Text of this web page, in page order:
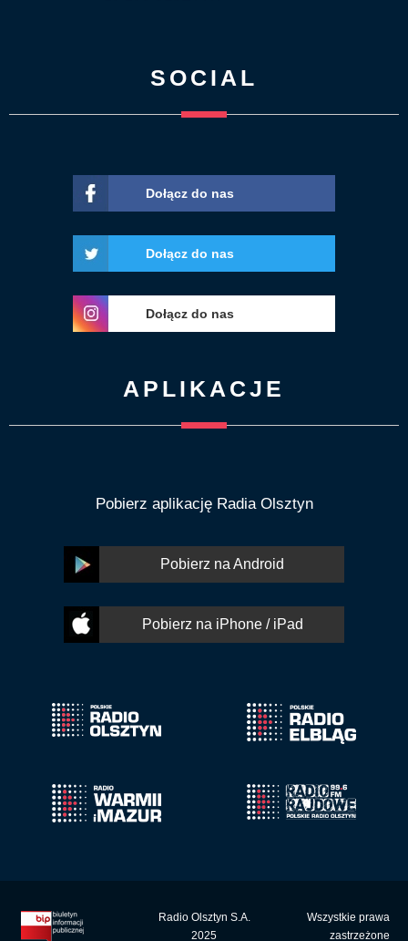
SOCIAL
Dołącz do nas
Dołącz do nas
Dołącz do nas
APLIKACJE
Pobierz aplikację Radia Olsztyn
Pobierz na Android
Pobierz na iPhone / iPad
Radio Olsztyn S.A.
2025
Wszystkie prawa
zastrzeżone